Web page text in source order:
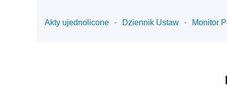
Akty ujednolicone Dziennik Ustaw Monitor